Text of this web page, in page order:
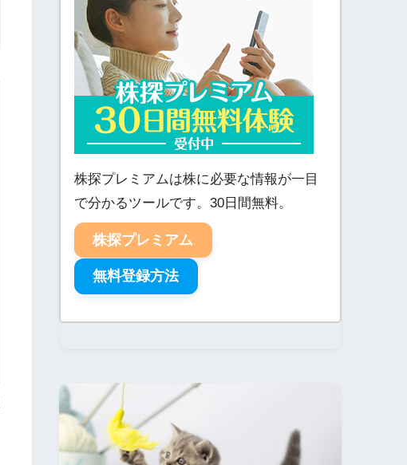
株探プレミアムは株に必要な情報が一目
で分かるツールです。30日間無料。
株探プレミアム
無料登録方法